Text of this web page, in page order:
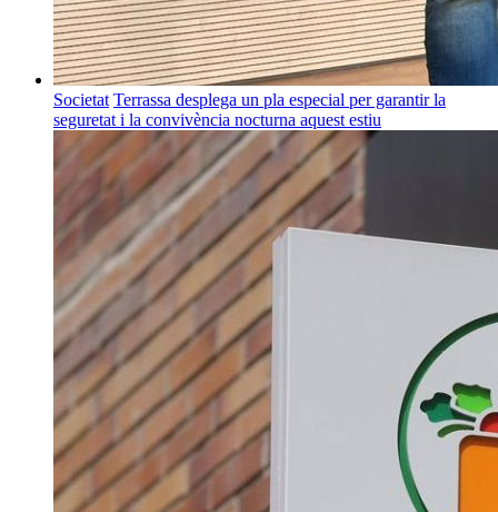
Societat Terrassa desplega un pla especial per garantir la
seguretat i la convivència nocturna aquest estiu